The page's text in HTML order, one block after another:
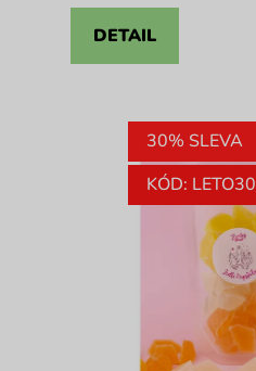
z
DETAIL
30% SLEVA
KÓD: LETO30